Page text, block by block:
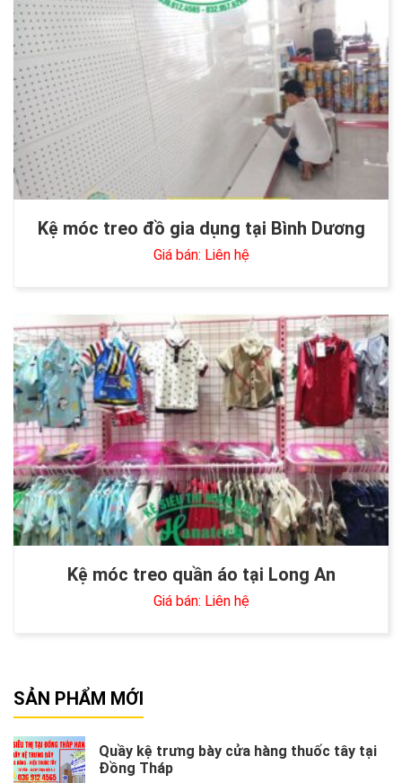
Kệ móc treo đồ gia dụng tại Bình Dương
Giá bán: Liên hệ
Kệ móc treo quần áo tại Long An
Giá bán: Liên hệ
SẢN PHẨM MỚI
Quầy kệ trưng bày cửa hàng thuốc tây tại
Đồng Tháp